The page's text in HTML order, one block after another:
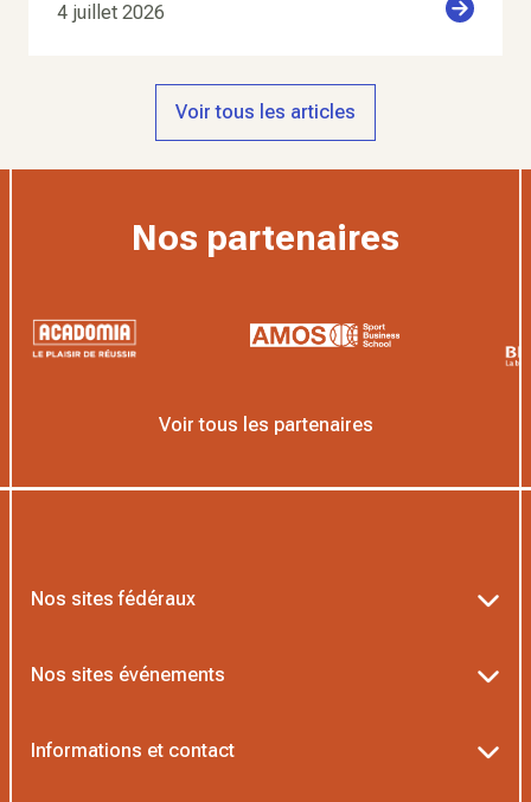
4 juillet 2026
Voir tous les articles
Nos partenaires
Voir tous les partenaires
Nos sites fédéraux
Nos sites événements
Informations et contact